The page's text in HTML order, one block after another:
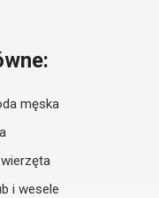
męska
i wesele